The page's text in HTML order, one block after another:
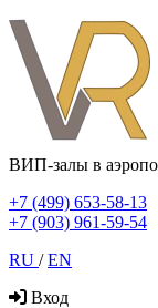
ВИП-залы в
+7 (499) 653-58-13
+7 (903) 961-59-54
RU /EN
Вход